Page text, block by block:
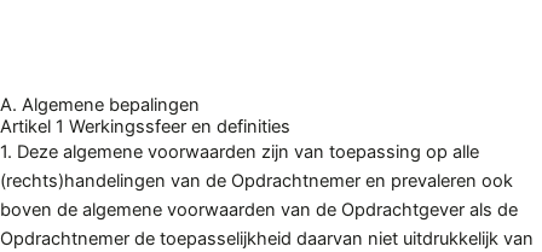
A. Algemene bepalingen
Artikel 1 Werkingssfeer en definities
1. Deze algemene voorwaarden zijn van toepassing op alle
(rechts)handelingen van de Opdrachtnemer en prevaleren ook
boven de algemene voorwaarden van de Opdrachtgever als de
Opdrachtnemer de toepasselijkheid daarvan niet uitdrukkelijk van